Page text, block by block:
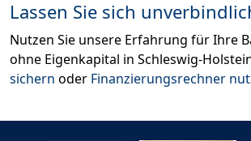
Lassen Sie sich
Nutzen Sie unsere Erfahrung für Ihre
ohne Eigenkapital in Schleswig-
sichern oder Finanzierungsrechner